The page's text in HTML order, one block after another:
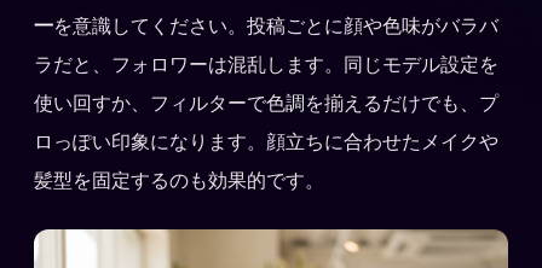
一を意識してください。投稿ごとに顔や色味がバラバ
ラだと、フォロワーは混乱します。同じモデル設定を
使い回すか、フィルターで色調を揃えるだけでも、プ
ロっぽい印象になります。顔立ちに合わせたメイクや
髪型を固定するのも効果的です。